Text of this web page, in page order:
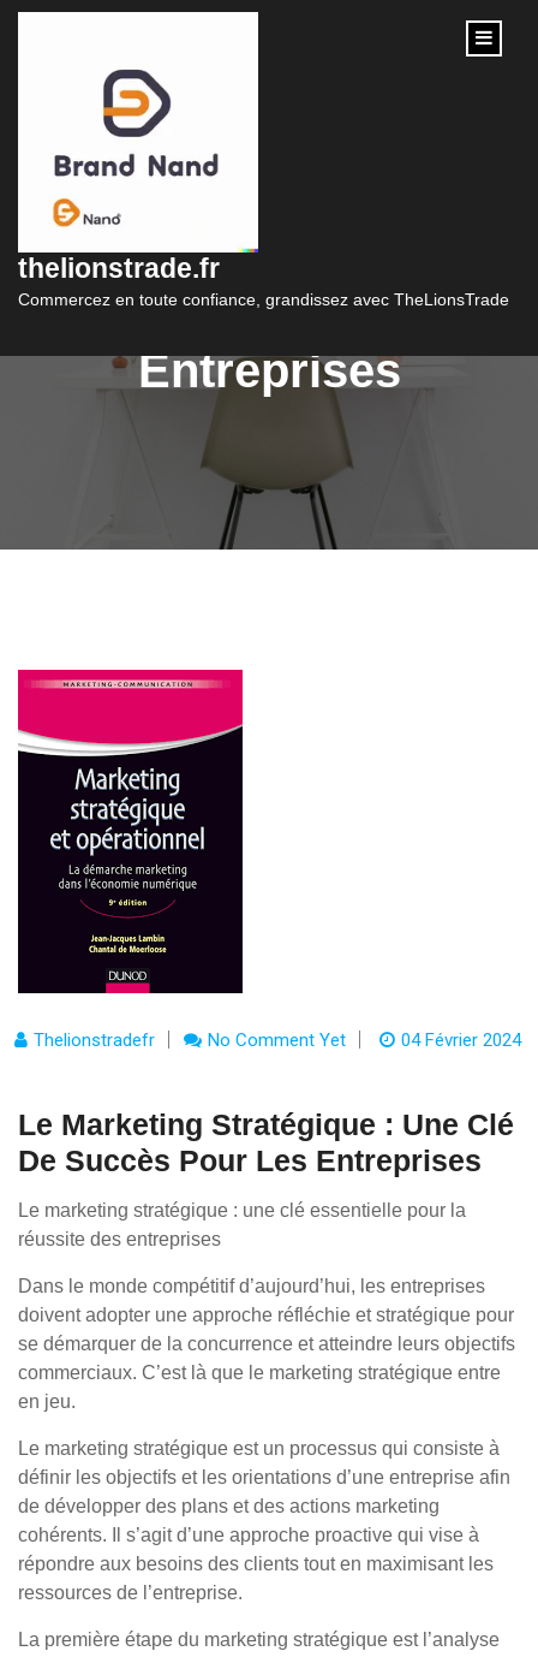
content
thelionstrade.fr
Commercez en toute confiance, grandissez avec TheLionsTrade
Stratégique : Une Clé
de Succès pour les
Entreprises
Thelionstradefr No Comment Yet 04 Février 2024
Le Marketing Stratégique : Une Clé
De Succès Pour Les Entreprises
Le marketing stratégique : une clé essentielle pour la
réussite des entreprises
Dans le monde compétitif d’aujourd’hui, les entreprises
doivent adopter une approche réfléchie et stratégique pour
se démarquer de la concurrence et atteindre leurs objectifs
commerciaux. C’est là que le marketing stratégique entre
en jeu.
Le marketing stratégique est un processus qui consiste à
définir les objectifs et les orientations d’une entreprise afin
de développer des plans et des actions marketing
cohérents. Il s’agit d’une approche proactive qui vise à
répondre aux besoins des clients tout en maximisant les
ressources de l’entreprise.
La première étape du marketing stratégique est l’analyse